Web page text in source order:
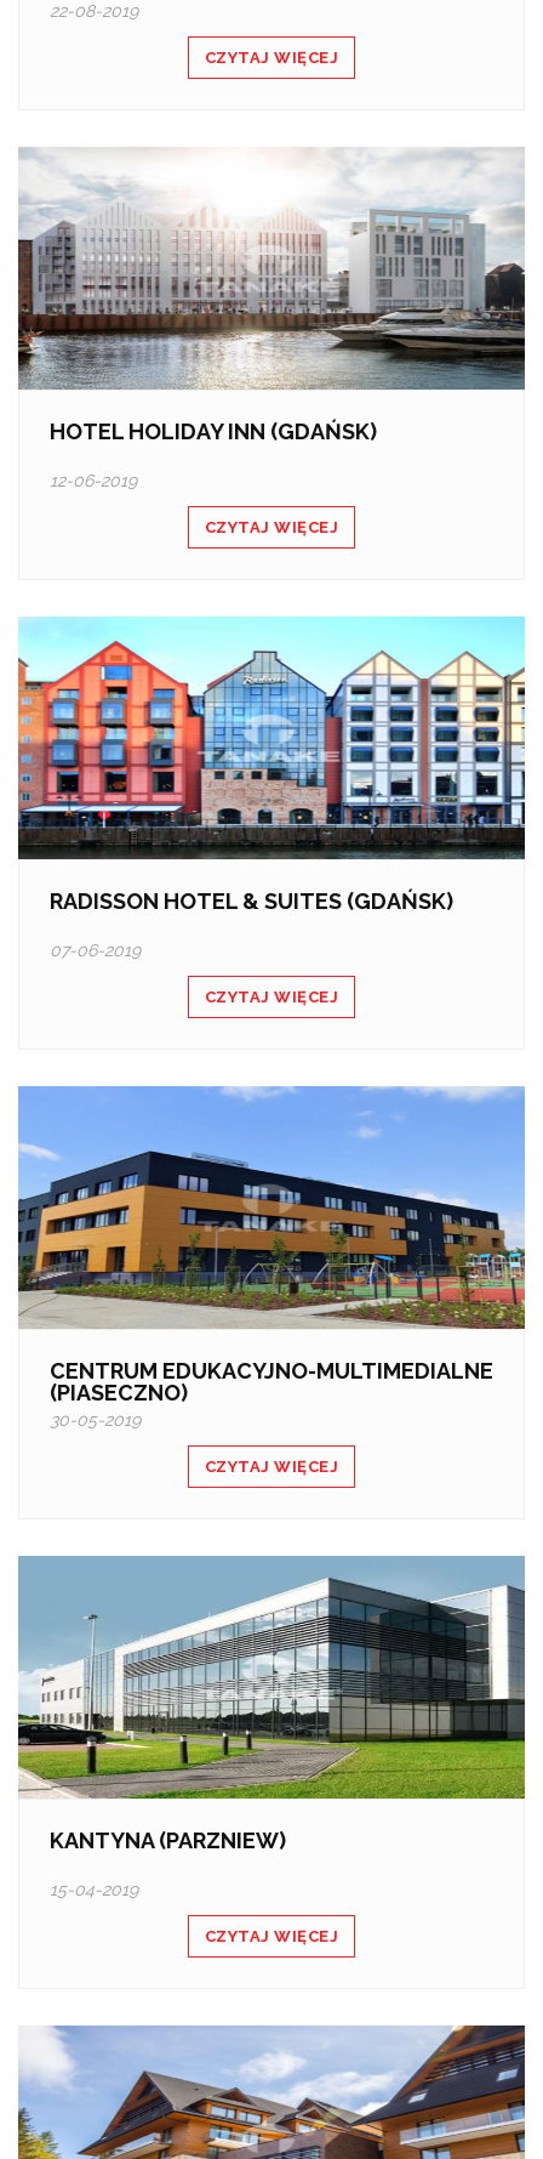
22-08-2019
CZYTAJ WIĘCEJ
HOTEL HOLIDAY INN (GDAŃSK)
12-06-2019
CZYTAJ WIĘCEJ
RADISSON HOTEL & SUITES (GDAŃSK)
07-06-2019
CZYTAJ WIĘCEJ
CENTRUM EDUKACYJNO-MULTIMEDIALNE
(PIASECZNO)
30-05-2019
CZYTAJ WIĘCEJ
KANTYNA (PARZNIEW)
15-04-2019
CZYTAJ WIĘCEJ